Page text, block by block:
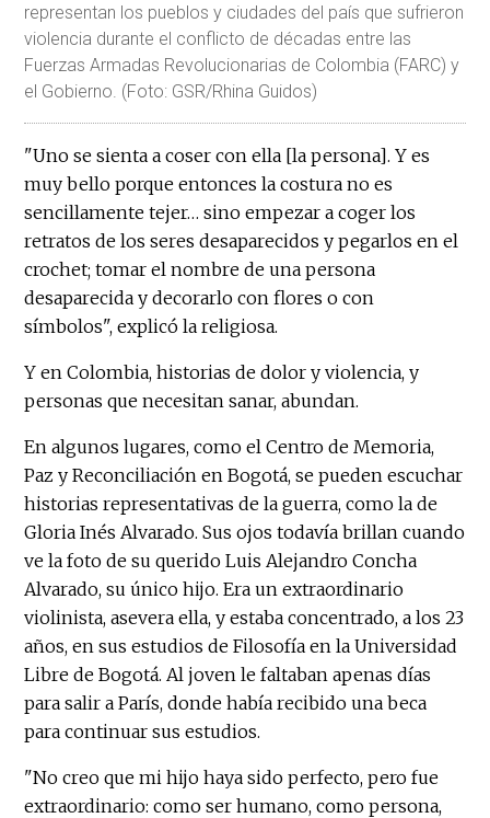
representan los pueblos y ciudades del país que sufrieron
violencia durante el conflicto de décadas entre las
Fuerzas Armadas Revolucionarias de Colombia (FARC) y
el Gobierno. (Foto: GSR/Rhina Guidos)
"Uno se sienta a coser con ella [la persona]. Y es
muy bello porque entonces la costura no es
sencillamente tejer… sino empezar a coger los
retratos de los seres desaparecidos y pegarlos en el
crochet; tomar el nombre de una persona
desaparecida y decorarlo con flores o con
símbolos", explicó la religiosa.
Y en Colombia, historias de dolor y violencia, y
personas que necesitan sanar, abundan.
En algunos lugares, como el Centro de Memoria,
Paz y Reconciliación en Bogotá, se pueden escuchar
historias representativas de la guerra, como la de
Gloria Inés Alvarado. Sus ojos todavía brillan cuando
ve la foto de su querido Luis Alejandro Concha
Alvarado, su único hijo. Era un extraordinario
violinista, asevera ella, y estaba concentrado, a los 23
años, en sus estudios de Filosofía en la Universidad
Libre de Bogotá. Al joven le faltaban apenas días
para salir a París, donde había recibido una beca
para continuar sus estudios.
"No creo que mi hijo haya sido perfecto, pero fue
extraordinario: como ser humano, como persona,